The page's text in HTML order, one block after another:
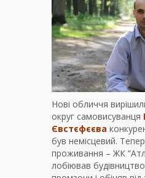
Нові обличчя
округ самовисуванця
Євстєфєєва
був немісцевий.
проживання – ЖК
лобіював